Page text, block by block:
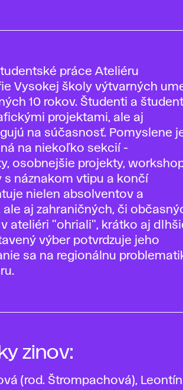
práce Ateliéru
Vysokej školy výtvarných
10 rokov. Študenti a
projektami, ale aj
na súčasnosť. Pomyslene
na niekoľko sekcií -
osobnejšie projekty,
s náznakom vtipu a končí
nielen absolventov a
aj zahraničných, či
ateliéri "ohriali", krátko aj
výber potvrdzuje jeho
sa na regionálnu
zinov:
(rod. Štrompachová),